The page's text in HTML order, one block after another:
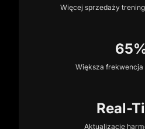
Więcej sprzedaży
Większa frekwencja
Real-
Aktualizacje